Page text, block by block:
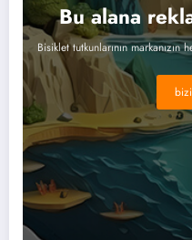
Bu alana
Bisiklet tutkunlarının